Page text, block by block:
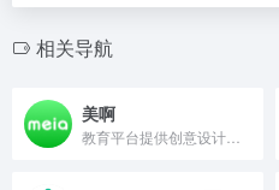
相关导航
美啊